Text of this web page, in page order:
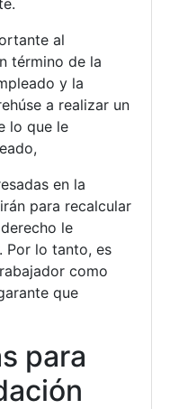
al
término de la
y la
a realizar un
lo que le
en la
para recalcular
le
Por lo tanto, es
como
que
para